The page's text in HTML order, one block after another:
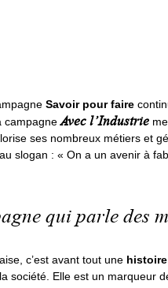
Savoir pour faire
campagneAvec l’Industrie
ses nombreux métiers et
slogan : « On a un avenir à
qui parle des
c’est avant tout une
société. Elle est un marqueur